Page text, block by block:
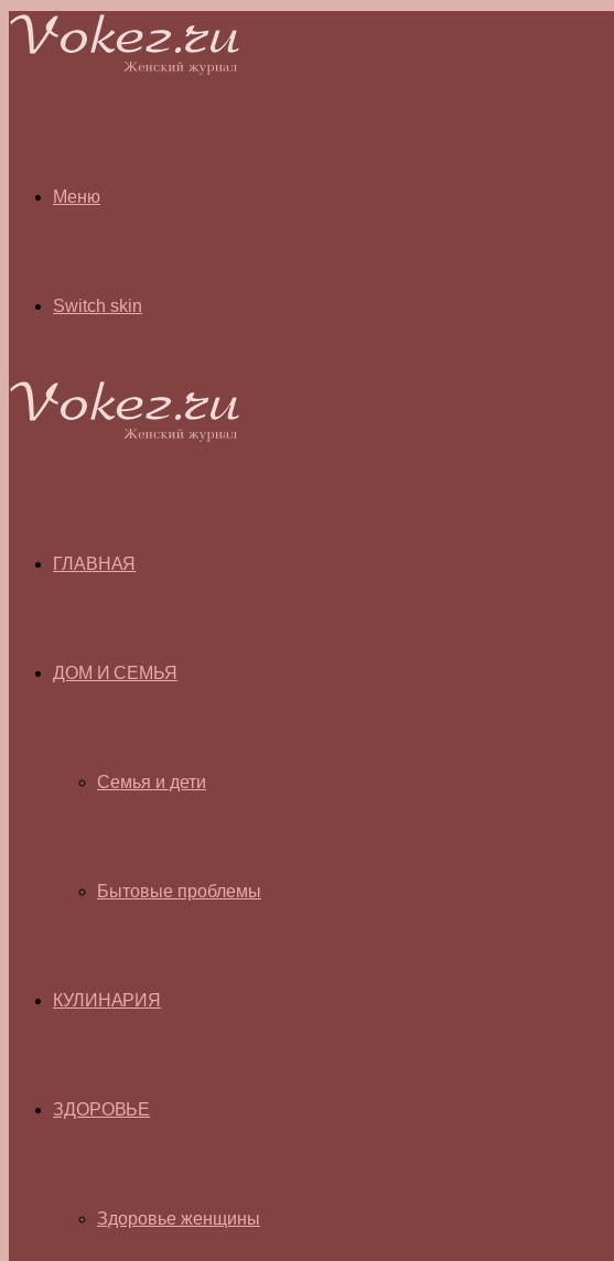
Меню
Switch skin
ГЛАВНАЯ
ДОМ И СЕМЬЯ
Семья и дети
Бытовые проблемы
КУЛИНАРИЯ
ЗДОРОВЬЕ
Здоровье женщины